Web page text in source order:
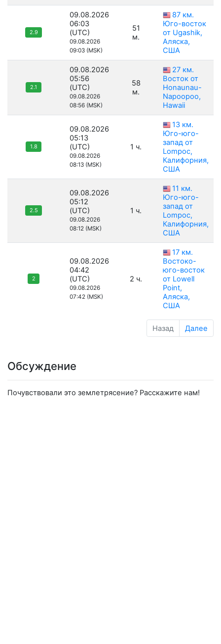
2.9
09.08.2026
06:03
(UTC)
09.08.2026
09:03 (MSK)
51
м.
87 км.
Юго-восток
от Ugashik,
Аляска,
США
2.1
09.08.2026
05:56
(UTC)
09.08.2026
08:56 (MSK)
58
м.
27 км.
Восток от
Honaunau-
Napoopoo,
Hawaii
1.8
09.08.2026
05:13
(UTC)
09.08.2026
08:13 (MSK)
1 ч.
13 км.
Юго-юго-
запад от
Lompoc,
Калифорния,
США
2.5
09.08.2026
05:12
(UTC)
09.08.2026
08:12 (MSK)
1 ч.
11 км.
Юго-юго-
запад от
Lompoc,
Калифорния,
США
2
09.08.2026
04:42
(UTC)
09.08.2026
07:42 (MSK)
2 ч.
17 км.
Востоко-
юго-восток
от Lowell
Point,
Аляска,
США
Назад Далее
Обсуждение
Почувствовали это землетрясение? Расскажите нам!